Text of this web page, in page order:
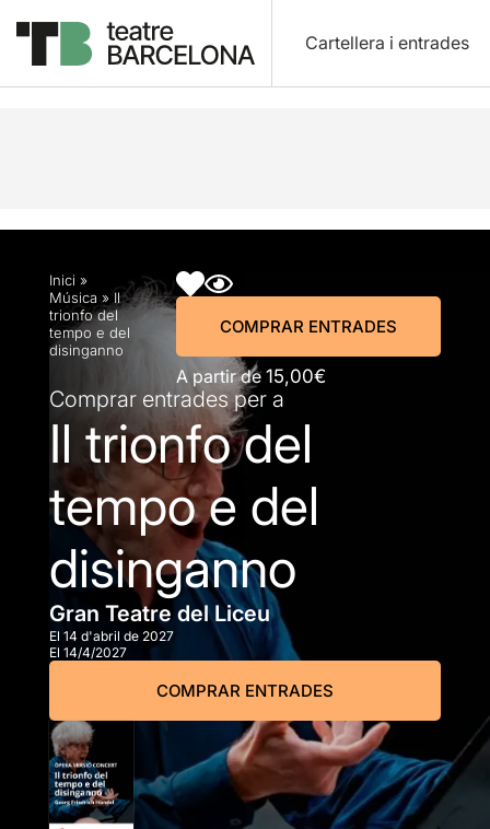
Cartellera i entrades
Descripció Horaris Fitxa artística Info
Inici »
Música » Il
trionfo del
tempo e del
disinganno
A partir de 15,00€
COMPRAR ENTRADES
Comprar entrades per a
Il trionfo del
tempo e del
disinganno
Gran Teatre del Liceu
El 14 d'abril de 2027
El 14/4/2027
COMPRAR ENTRADES